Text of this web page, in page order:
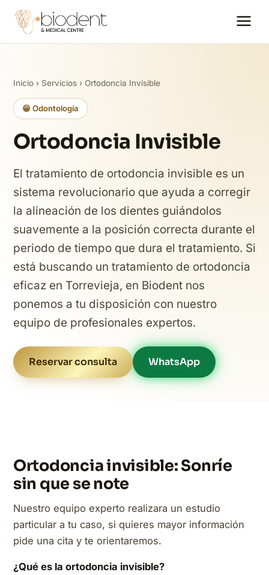
Inicio › Servicios › Ortodoncia Invisible
😁 Odontología
Ortodoncia Invisible
El tratamiento de ortodoncia invisible es un
sistema revolucionario que ayuda a corregir
la alineación de los dientes guiándolos
suavemente a la posición correcta durante el
periodo de tiempo que dura el tratamiento. Si
está buscando un tratamiento de ortodoncia
eficaz en Torrevieja, en Biodent nos
ponemos a tu disposición con nuestro
equipo de profesionales expertos.
Reservar consulta WhatsApp
Ortodoncia invisible: Sonríe
sin que se note
Nuestro equipo experto realizara un estudio
particular a tu caso, si quieres mayor información
pide una cita y te orientaremos.
¿Qué es la ortodoncia invisible?